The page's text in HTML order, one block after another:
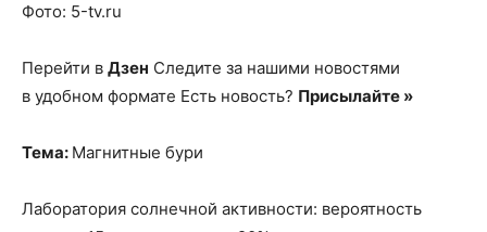
Фото: 5-tv.ru
Перейти в Дзен Следите за нашими новостями
в удобном формате Есть новость? Присылайте »
Тема: Магнитные бури
Лаборатория солнечной активности: вероятность